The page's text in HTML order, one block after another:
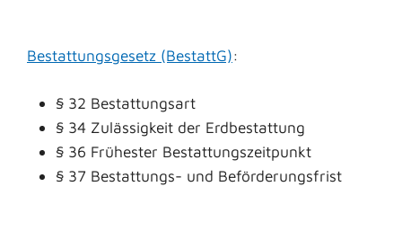
Bestattungsgesetz (BestattG):
§ 32 Bestattungsart
§ 34 Zulässigkeit der Erdbestattung
§ 36 Frühester Bestattungszeitpunkt
§ 37 Bestattungs- und Beförderungsfrist